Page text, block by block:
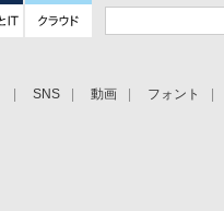
SNS 動画 フォント